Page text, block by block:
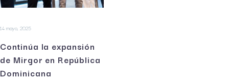
14 mayo, 2025
Continúa la expansión
de Mirgor en República
Dominicana